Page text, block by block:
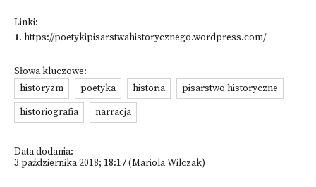
Linki:
1. https://poetykipisarstwahistorycznego.wordpress.com/
Słowa kluczowe:
historyzm
poetyka historia
pisarstwo historyczne
historiografia
narracja
Data dodania:
3 października 2018; 18:17 (Mariola Wilczak)